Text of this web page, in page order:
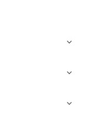


